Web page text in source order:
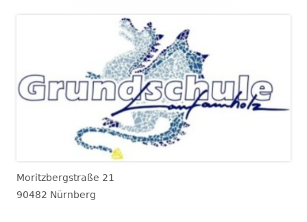
Moritzbergstraße 21
90482 Nürnberg